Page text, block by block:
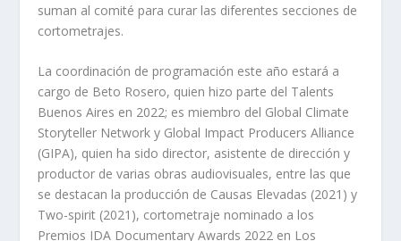
suman al comité para curar las diferentes secciones de
cortometrajes.
La coordinación de programación este año estará a
cargo de Beto Rosero, quien hizo parte del Talents
Buenos Aires en 2022; es miembro del Global Climate
Storyteller Network y Global Impact Producers Alliance
(GIPA), quien ha sido director, asistente de dirección y
productor de varias obras audiovisuales, entre las que
se destacan la producción de Causas Elevadas (2021) y
Two-spirit (2021), cortometraje nominado a los
Premios IDA Documentary Awards 2022 en Los